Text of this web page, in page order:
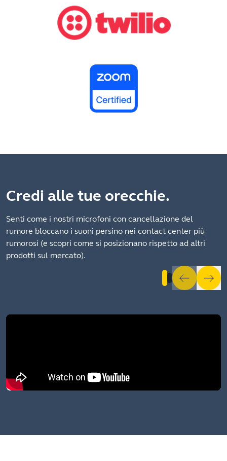
Credi alle tue orecchie.
Senti come i nostri microfoni con cancellazione del
rumore bloccano i suoni persino nei contact center più
rumorosi (e scopri come si posizionano rispetto ad altri
prodotti sul mercato).